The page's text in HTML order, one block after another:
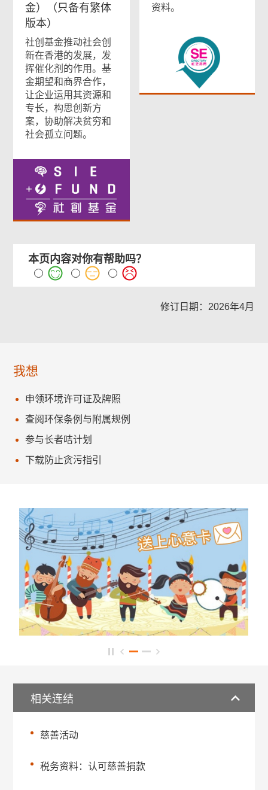
资料。
金）（只备有繁体
版本）
社创基金推动社会创
新在香港的发展，发
挥催化剂的作用。基
金期望和商界合作，
让企业运用其资源和
专长，构思创新方
案，协助解决贫穷和
社会孤立问题。
本页内容对你有帮助吗？
修订日期：2026年4月
我想
申领环境许可证及牌照
查阅环保条例与附属规例
参与长者咭计划
下载防止贪污指引
相关连结
慈善活动
税务资料：认可慈善捐款